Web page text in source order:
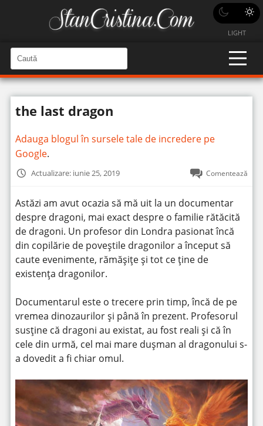
LIGHT
a
u
t
n
C
a
u
î
n
t
the last dragon
Adauga blogul în sursele tale de incredere pe
Google.
Actualizare: iunie 25, 2019 Comentează
Astăzi am avut ocazia să mă uit la un documentar
despre dragoni, mai exact despre o familie rătăcită
de dragoni. Un profesor din Londra pasionat încă
din copilărie de poveștile dragonilor a început să
caute evenimente, rămășițe și tot ce ține de
existența dragonilor.
Documentarul este o trecere prin timp, încă de pe
vremea dinozaurilor și până în prezent. Profesorul
susține că dragoni au existat, au fost reali și că în
cele din urmă, cel mai mare dușman al dragonului s-
a dovedit a fi chiar omul.